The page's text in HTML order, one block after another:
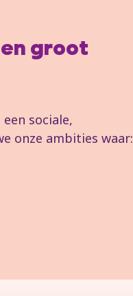
groot
sociale,
onze ambities waar: